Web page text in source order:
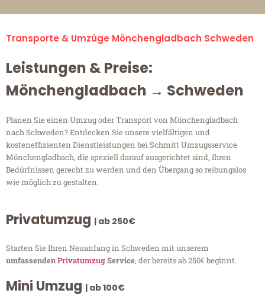
Transporte & Umzüge Mönchengladbach Schweden
Leistungen & Preise:
Mönchengladbach → Schweden
Planen Sie einen Umzug oder Transport von Mönchengladbach
nach Schweden? Entdecken Sie unsere vielfältigen und
kosteneffizienten Dienstleistungen bei Schmitt Umzugsservice
Mönchengladbach, die speziell darauf ausgerichtet sind, Ihren
Bedürfnissen gerecht zu werden und den Übergang so reibungslos
wie möglich zu gestalten.
Privatumzug | ab 250€
Starten Sie Ihren Neuanfang in Schweden mit unserem
umfassendenPrivatumzugService, der bereits ab 250€ beginnt.
Mini Umzug | ab 100€